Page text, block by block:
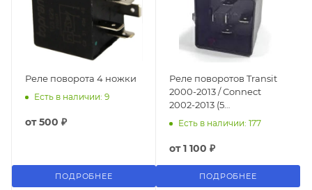
Реле поворота 4 ножки
Есть в наличии: 9
от500 ₽
ПОДРОБНЕЕ
Реле поворотов Transit
2000-2013 / Connect
2002-2013 (5
КОНТАКТОВ)
Есть в наличии: 177
от1 100 ₽
ПОДРОБНЕЕ